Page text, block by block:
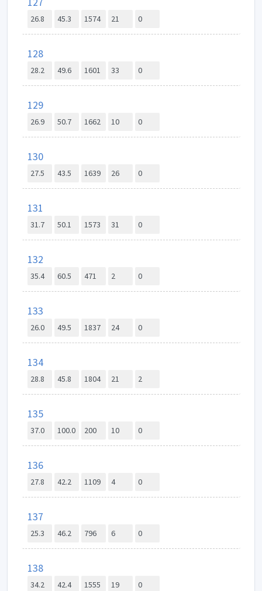
26.8 45.3 1574 21 0
128
28.2 49.6 1601 33 0
129
26.9 50.7 1662 10 0
130
27.5 43.5 1639 26 0
131
31.7 50.1 1573 31 0
132
35.4 60.5 471 2 0
133
26.0 49.5 1837 24 0
134
28.8 45.8 1804 21 2
135
37.0 100.0 200 10 0
136
27.8 42.2 1109 4 0
137
25.3 46.2 796 6 0
138
34.2 42.4 1555 19 0